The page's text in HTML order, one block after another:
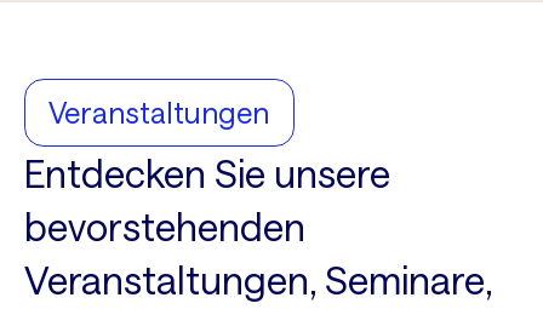
Veranstaltungen
Entdecken Sie unsere
bevorstehenden
Veranstaltungen, Seminare,